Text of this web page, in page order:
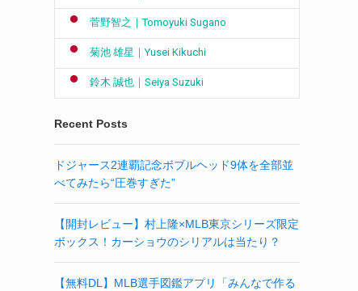
菅野智之｜Tomoyuki Sugano
菊池 雄星｜Yusei Kikuchi
鈴木 誠也｜Seiya Suzuki
Recent Posts
ドジャース2連覇記念ボブルヘッド9体を全部並
べてみたら“圧巻すぎた”
【開封レビュー】村上隆×MLB東京シリーズ限定
ボックス！カーショウのシリアルは当たり？
【無料DL】MLB選手図鑑アプリ「みんなで作る